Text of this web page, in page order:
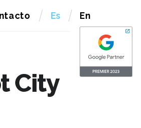
Es En
City